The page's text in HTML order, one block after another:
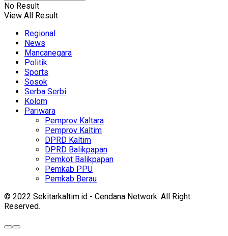
No Result
View All Result
Regional
News
Mancanegara
Politik
Sports
Sosok
Serba Serbi
Kolom
Pariwara
Pemprov Kaltara
Pemprov Kaltim
DPRD Kaltim
DPRD Balikpapan
Pemkot Balikpapan
Pemkab PPU
Pemkab Berau
© 2022 Sekitarkaltim.id - Cendana Network. All Right
Reserved.